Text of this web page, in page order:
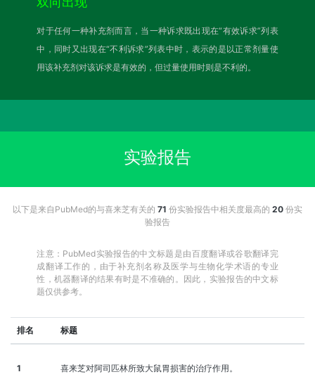
对于任何一种补充剂而言，当一种诉求既出现在“有效诉求”列表
中，同时又出现在“不利诉求”列表中时，表示的是以正常剂量使
用该补充剂对该诉求是有效的，但过量使用时则是不利的。
实验报告
以下是来自PubMed的与喜来芝有关的 71 份实验报告中相关度最高的 20 份实
验报告
注意：PubMed实验报告的中文标题是由百度翻译或谷歌翻译完
成翻译工作的，由于补充剂名称及医学与生物化学术语的专业
性，机器翻译的结果有时是不准确的。因此，实验报告的中文标
题仅供参考。
排名 标题
1 喜来芝对阿司匹林所致大鼠胃损害的治疗作用。